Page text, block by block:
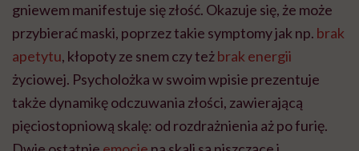
gniewem manifestuje się złość. Okazuje się, że może
przybierać maski, poprzez takie symptomy jak np. brak
apetytu, kłopoty ze snem czy teżbrak energii
życiowej. Psycholożka w swoim wpisie prezentuje
także dynamikę odczuwania złości, zawierającą
pięciostopniową skalę: od rozdrażnienia aż po furię.